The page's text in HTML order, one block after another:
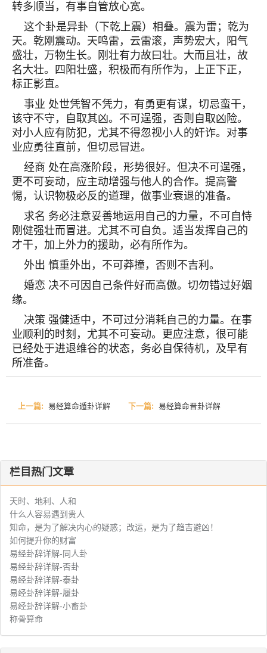
转多顺当，有事自管放心宽。
这个卦是异卦（下乾上震）相叠。震为雷；乾为
天。乾刚震动。天鸣雷，云雷滚，声势宏大，阳气
盛壮，万物生长。刚壮有力故曰壮。大而且壮，故
名大壮。四阳壮盛，积极而有所作为，上正下正，
标正影直。
事业 处世凭智不凭力，有勇更有谋，切忌蛮干，
该守不守，自取其凶。不可逞强，否则自取凶险。
对小人应有防犯，尤其不得忽视小人的奸诈。对事
业应勇往直前，但切忌冒进。
经商 处在高涨阶段，形势很好。但决不可逞强，
更不可妄动，应主动增强与他人的合作。提高警
惕，认识物极必反的道理，做事业衰退的准备。
求名 务必注意妥善地运用自己的力量，不可自恃
刚健强壮而冒进。尤其不可自负。适当发挥自己的
才干，加上外力的援助，必有所作为。
外出 慎重外出，不可莽撞，否则不吉利。
婚恋 决不可因自己条件好而高傲。切勿错过好姻
缘。
决策 强健适中，不可过分消耗自己的力量。在事
业顺利的时刻，尤其不可妄动。更应注意，很可能
已经处于进退维谷的状态，务必自保待机，及早有
所准备。
上一篇: 易经算命遁卦详解 下一篇: 易经算命晋卦详解
栏目热门文章
天时、地利、人和
什么人容易遇到贵人
知命，是为了解决内心的疑惑；改运，是为了趋吉避凶！
如何提升你的财富
易经卦辞详解-同人卦
易经卦辞详解-否卦
易经卦辞详解-泰卦
易经卦辞详解-履卦
易经卦辞详解-小畜卦
称骨算命